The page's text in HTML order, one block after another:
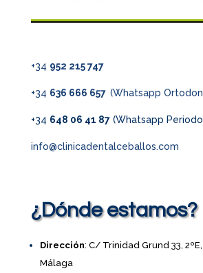
+34 952 215 747
+34 636 666 657 (Whatsapp
+34 648 06 41 87(Whatsapp
info@clinicadentalceballos.com
¿Dónde estamos?
Dirección: C/ Trinidad Grund 33, 2ºE,
Málaga